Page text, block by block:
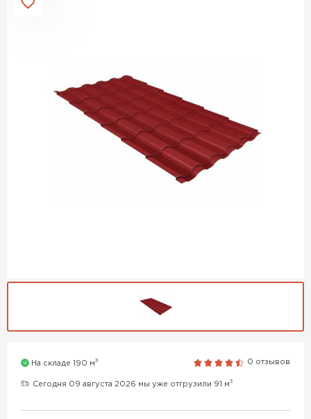
На складе 190 м3 0 отзывов
Сегодня 09 августа 2026 мы уже отгрузили 91 м3